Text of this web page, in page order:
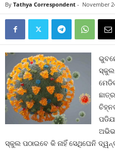
By Tathya Correspondent - November
ସ୍କୁଲ
ସ୍କୁଲ ପଠାଇବେ କି ନାହିଁ ସେଥିଘେନି